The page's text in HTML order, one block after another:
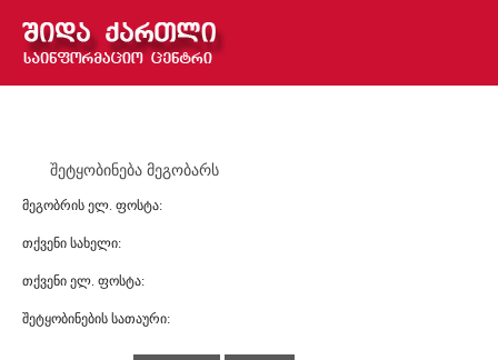
შეტყობინება მეგობარს
მეგობრის ელ. ფოსტა:
თქვენი სახელი:
თქვენი ელ. ფოსტა:
შეტყობინების სათაური: